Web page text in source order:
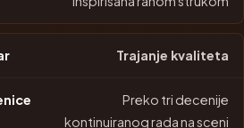
Trajanje kvaliteta
Preko tri decenije
kontinuiranog rada na sceni